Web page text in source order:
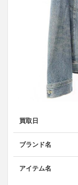
買取日
ブランド名
アイテム名